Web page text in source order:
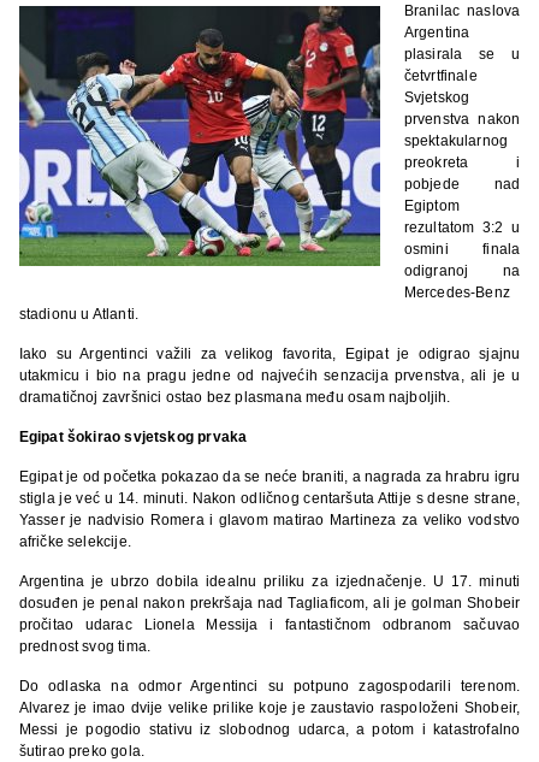
Branilac naslova
Argentina
plasirala se u
četvrtfinale
Svjetskog
prvenstva nakon
spektakularnog
preokreta i
pobjede nad
Egiptom
rezultatom 3:2 u
osmini finala
odigranoj na
Mercedes-Benz
stadionu u Atlanti.
Iako su Argentinci važili za velikog favorita, Egipat je odigrao sjajnu
utakmicu i bio na pragu jedne od najvećih senzacija prvenstva, ali je u
dramatičnoj završnici ostao bez plasmana među osam najboljih.
Egipat šokirao svjetskog prvaka
Egipat je od početka pokazao da se neće braniti, a nagrada za hrabru igru
stigla je već u 14. minuti. Nakon odličnog centaršuta Attije s desne strane,
Yasser je nadvisio Romera i glavom matirao Martineza za veliko vodstvo
afričke selekcije.
Argentina je ubrzo dobila idealnu priliku za izjednačenje. U 17. minuti
dosuđen je penal nakon prekršaja nad Tagliaficom, ali je golman Shobeir
pročitao udarac Lionela Messija i fantastičnom odbranom sačuvao
prednost svog tima.
Do odlaska na odmor Argentinci su potpuno zagospodarili terenom.
Alvarez je imao dvije velike prilike koje je zaustavio raspoloženi Shobeir,
Messi je pogodio stativu iz slobodnog udarca, a potom i katastrofalno
šutirao preko gola.